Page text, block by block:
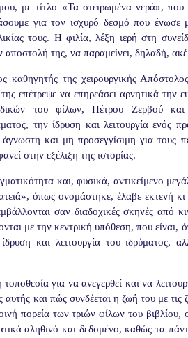
με τίτλο «Τα στειρωμένα νερά»,
για τον ισχυρό δεσμό που
τους. Η φιλία, λέξη ιερή στη
αποστολή της, να παραμείνει, δηλαδή,
καθηγητής της χειρουργικής
επέτρεψε να επηρεάσει αρνητικά την
του φίλων, Πέτρου Ζερβού
την ίδρυση και λειτουργία ενός
και μη προσεγγίσιμη για τους
στην εξέλιξη της ιστορίας.
και, φυσικά, αντικείμενο
όπως ονομάστηκε, έλαβε εκτενή
σαν διαδοχικές σκηνές από
με την κεντρική υπόθεση, που
και λειτουργία του ιδρύματος,
για να ανεγερθεί και να
αυτής και πώς συνδέεται η ζωή του με
πορεία των τριών φίλων του βιβλίου,
αληθινό και δεδομένο, καθώς τα